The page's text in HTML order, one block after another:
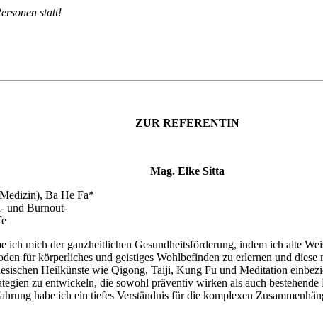
statt!
ZUR REFERENTIN
Mag. Elke Sitta
Ba He Fa*
und Burnout-
mich der ganzheitlichen Gesundheitsförderung, indem ich alte
für körperliches und geistiges Wohlbefinden zu erlernen und
Heilkünste wie Qigong, Taiji, Kung Fu und Meditation
zu entwickeln, die sowohl präventiv wirken als auch
habe ich ein tiefes Verständnis für die komplexen